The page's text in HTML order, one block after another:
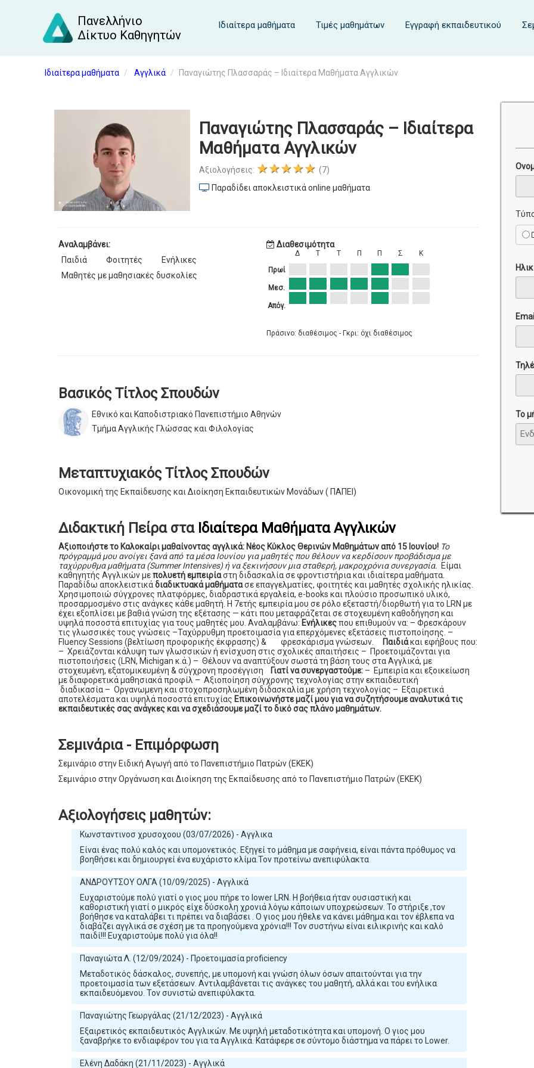
Πανελλήνιο
Δίκτυο Καθηγητών
Ιδιαίτερα μαθήματα Τιμές μαθημάτων Εγγραφή εκπαιδευτικού
Ιδιαίτερα μαθήματα Αγγλικά Παναγιώτης Πλασσαράς – Ιδιαίτερα Μαθήματα Αγγλικών
Παναγιώτης Πλασσαράς – Ιδιαίτερα
Μαθήματα Αγγλικών
Αξιολογήσεις: ★★★★★ (7)
Παραδίδει αποκλειστικά online μαθήματα
Αναλαμβάνει:
Παιδιά
Φοιτητές
Ενήλικες
Μαθητές με μαθησιακές δυσκολίες
Διαθεσιμότητα
Πρωί
Μεσ.
Απόγ.
Δ Τ Τ Π Π Σ Κ
Πράσινο: διαθέσιμος - Γκρι: όχι διαθέσιμος
Βασικός Τίτλος Σπουδών
Εθνικό και Καποδιστριακό Πανεπιστήμιο Αθηνών
Τμήμα Αγγλικής Γλώσσας και Φιλολογίας
Μεταπτυχιακός Τίτλος Σπουδών
Οικονομική της Εκπαίδευσης και Διοίκηση Εκπαιδευτικών Μονάδων ( ΠΑΠΕΙ)
Διδακτική Πείρα στα Ιδιαίτερα Μαθήματα Αγγλικών
Αξιοποιήστε το Καλοκαίρι μαθαίνοντας αγγλικά: Νέος Κύκλος Θερινών Μαθημάτων από 15 Ιουνίου! Το
πρόγραμμά μου ανοίγει ξανά από τα μέσα Ιουνίου για μαθητές που θέλουν να κερδίσουν προβάδισμα με
ταχύρρυθμα μαθήματα (Summer Intensives) ή να ξεκινήσουν μια σταθερή, μακροχρόνια συνεργασία. Είμαι
καθηγητής Αγγλικών μεπολυετή εμπειρίαστη διδασκαλία σε φροντιστήρια και ιδιαίτερα μαθήματα.
Παραδίδω αποκλειστικάδιαδικτυακά μαθήματασε επαγγελματίες, φοιτητές και μαθητές σχολικής ηλικίας.
Χρησιμοποιώ σύγχρονες πλατφόρμες, διαδραστικά εργαλεία, e-books και πλούσιο προσωπικό υλικό,
προσαρμοσμένο στις ανάγκες κάθε μαθητή. Η 7ετής εμπειρία μου σε ρόλο εξεταστή/διορθωτή για το LRN με
έχει εξοπλίσει με βαθιά γνώση της εξέτασης — κάτι που μεταφράζεται σε στοχευμένη καθοδήγηση και
υψηλά ποσοστά επιτυχίας για τους μαθητές μου. Αναλαμβάνω: Ενήλικεςπου επιθυμούν να: – Φρεσκάρουν
τις γλωσσικές τους γνώσεις –Ταχύρρυθμη προετοιμασία για επερχόμενες εξετάσεις πιστοποίησης. –
Fluency Sessions (βελτίωση προφορικής έκφρασης) & φρεσκάρισμα γνώσεων.
Παιδιάκαι εφήβους που:
– Χρειάζονται κάλυψη των γλωσσικών ή ενίσχυση στις σχολικές απαιτήσεις – Προετοιμάζονται για
πιστοποιήσεις (LRN, Michigan κ.ά.) – Θέλουν να αναπτύξουν σωστά τη βάση τους στα Αγγλικά, με
στοχευμένη, εξατομικευμένη & σύγχρονη προσέγγιση
Γιατί να συνεργαστούμε: – Εμπειρία και εξοικείωση
με διαφορετικά μαθησιακά προφίλ – Αξιοποίηση σύγχρονης τεχνολογίας στην εκπαιδευτική
διαδικασία – Οργανωμενη και στοχοπροσηλωμένη διδασκαλία με χρήση τεχνολογίας – Εξαιρετικά
αποτελέσματα και υψηλά ποσοστά επιτυχίας Επικοινωνήστε μαζί μου για να συζητήσουμε αναλυτικά τις
εκπαιδευτικές σας ανάγκες και να σχεδιάσουμε μαζί το δικό σας πλάνο μαθημάτων.
Σεμινάρια - Επιμόρφωση
Σεμινάριο στην Ειδική Αγωγή από το Πανεπιστήμιο Πατρών (ΕΚΕΚ)
Σεμινάριο στην Oργάνωση και Διοίκηση της Εκπαίδευσης από το Πανεπιστήμιο Πατρών (ΕΚΕΚ)
Αξιολογήσεις μαθητών:
Κωνσταντινοσ χρυσοχοου (03/07/2026) - Αγγλικα
Είναι ένας πολύ καλός και υπομονετικός. Εξηγεί το μάθημα με σαφήνεια, είναι πάντα πρόθυμος να
βοηθήσει και δημιουργεί ένα ευχάριστο κλίμα.Τον προτείνω ανεπιφύλακτα
ΑΝΔΡΟΥΤΣΟΥ ΟΛΓΑ (10/09/2025) - Αγγλικά
Ευχαριστούμε πολύ γιατί ο γιος μου πήρε το lower LRN. Η βοήθεια ήταν ουσιαστική και
καθοριστική γιατί ο μικρός είχε δύσκολη χρονιά λόγω κάποιων υποχρεώσεων. Το στήριξε ,τον
βοήθησε να καταλάβει τι πρέπει να διαβάσει . Ο γιος μου ήθελε να κάνει μάθημα και τον έβλεπα να
διαβάζει αγγλικά σε σχέση με τα προηγούμενα χρόνια!!! Τον συστήνω είναι ειλικρινής και καλό
παιδί!!! Ευχαριστούμε πολύ για όλα!!
Παναγιώτα Λ. (12/09/2024) - Προετοιμασία proficiency
Μεταδοτικός δάσκαλος, συνεπής, με υπομονή και γνώση όλων όσων απαιτούνται για την
προετοιμασία των εξετάσεων. Αντιλαμβάνεται τις ανάγκες του μαθητή, αλλά και του ενήλικα
εκπαιδευόμενου. Τον συνιστώ ανεπιφύλακτα.
Παναγιώτης Γεωργάλας (21/12/2023) - Αγγλικά
Εξαιρετικός εκπαιδευτικός Αγγλικών. Με υψηλή μεταδοτικότητα και υπομονή. Ο γιος μου
ξαναβρήκε το ενδιαφέρον του για τα Αγγλικά. Κατάφερε σε σύντομο διάστημα να πάρει το Lower.
Ελένη Δαδάκη (21/11/2023) - Αγγλικά
Το